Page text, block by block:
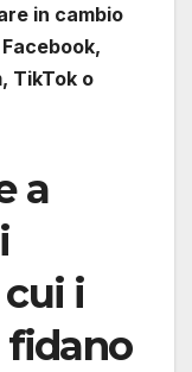
in cambio
TikTok o
a
i
fidano